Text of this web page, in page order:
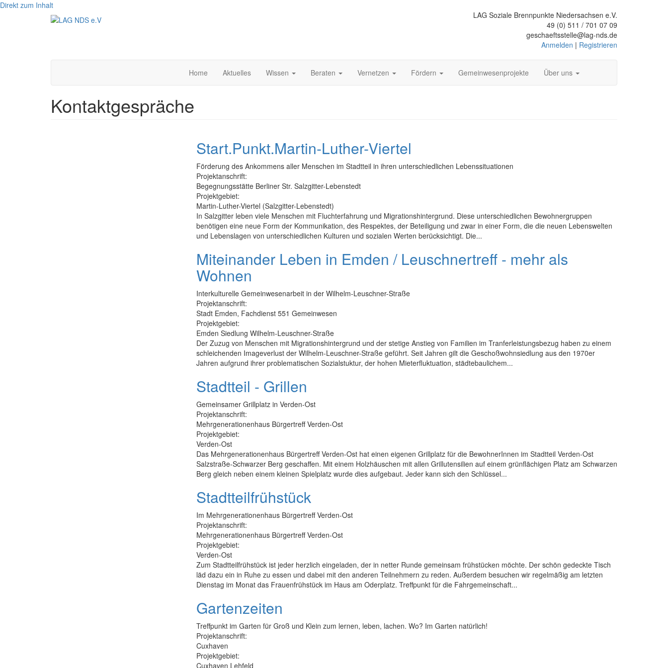
Direkt zum Inhalt
LAG Soziale Brennpunkte Niedersachsen e.V.
49 (0) 511 / 701 07 09
geschaeftsstelle@lag-nds.de
Anmelden | Registrieren
Home Aktuelles Wissen Beraten Vernetzen Fördern Gemeinwesenprojekte Über uns
Kontaktgespräche
Start.Punkt.Martin-Luther-Viertel
Förderung des Ankommens aller Menschen im Stadtteil in ihren unterschiedlichen Lebenssituationen
Projektanschrift:
Begegnungsstätte Berliner Str. Salzgitter-Lebenstedt
Projektgebiet:
Martin-Luther-Viertel (Salzgitter-Lebenstedt)
In Salzgitter leben viele Menschen mit Fluchterfahrung und Migrationshintergrund. Diese unterschiedlichen Bewohnergruppen
benötigen eine neue Form der Kommunikation, des Respektes, der Beteiligung und zwar in einer Form, die die neuen Lebenswelten
und Lebenslagen von unterschiedlichen Kulturen und sozialen Werten berücksichtigt. Die...
Miteinander Leben in Emden / Leuschnertreff - mehr als
Wohnen
Interkulturelle Gemeinwesenarbeit in der Wilhelm-Leuschner-Straße
Projektanschrift:
Stadt Emden, Fachdienst 551 Gemeinwesen
Projektgebiet:
Emden Siedlung Wilhelm-Leuschner-Straße
Der Zuzug von Menschen mit Migrationshintergrund und der stetige Anstieg von Familien im Tranferleistungsbezug haben zu einem
schleichenden Imageverlust der Wilhelm-Leuschner-Straße geführt. Seit Jahren gilt die Geschoßwohnsiedlung aus den 1970er
Jahren aufgrund ihrer problematischen Sozialstuktur, der hohen Mieterfluktuation, städtebaulichem...
Stadtteil - Grillen
Gemeinsamer Grillplatz in Verden-Ost
Projektanschrift:
Mehrgenerationenhaus Bürgertreff Verden-Ost
Projektgebiet:
Verden-Ost
Das Mehrgenerationenhaus Bürgertreff Verden-Ost hat einen eigenen Grillplatz für die BewohnerInnen im Stadtteil Verden-Ost
Salzstraße-Schwarzer Berg geschaffen. Mit einem Holzhäuschen mit allen Grillutensilien auf einem grünflächigen Platz am Schwarzen
Berg gleich neben einem kleinen Spielplatz wurde dies aufgebaut. Jeder kann sich den Schlüssel...
Stadtteilfrühstück
Im Mehrgenerationenhaus Bürgertreff Verden-Ost
Projektanschrift:
Mehrgenerationenhaus Bürgertreff Verden-Ost
Projektgebiet:
Verden-Ost
Zum Stadtteilfrühstück ist jeder herzlich eingeladen, der in netter Runde gemeinsam frühstücken möchte. Der schön gedeckte Tisch
läd dazu ein in Ruhe zu essen und dabei mit den anderen Teilnehmern zu reden. Außerdem besuchen wir regelmäßig am letzten
Dienstag im Monat das Frauenfrühstück im Haus am Oderplatz. Treffpunkt für die Fahrgemeinschaft...
Gartenzeiten
Treffpunkt im Garten für Groß und Klein zum lernen, leben, lachen. Wo? Im Garten natürlich!
Projektanschrift:
Cuxhaven
Projektgebiet:
Cuxhaven Lehfeld